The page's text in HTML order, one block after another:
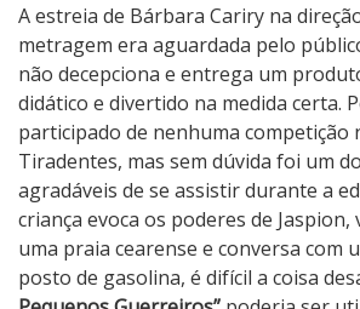
A estreia de Bárbara Cariry na
metragem era aguardada pelo
não decepciona e entrega um
didático e divertido na medida certa.
participado de nenhuma competição
Tiradentes, mas sem dúvida foi um
agradáveis de se assistir durante a
criança evoca os poderes de Jaspion,
uma praia cearense e conversa com
posto de gasolina, é difícil a coisa